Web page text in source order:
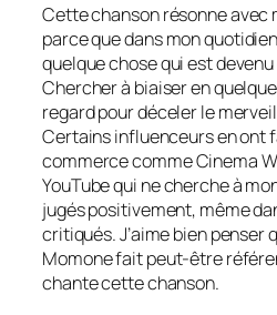
Cette chanson résonne
parce que dans mon
quelque chose qui est
Chercher à biaiser en
regard pour déceler le
Certains influenceurs en ont
commerce comme Cinema
YouTube qui ne cherche à
jugés positivement, même
critiqués. J’aime bien penser
Momone fait peut-être
chante cette chanson.